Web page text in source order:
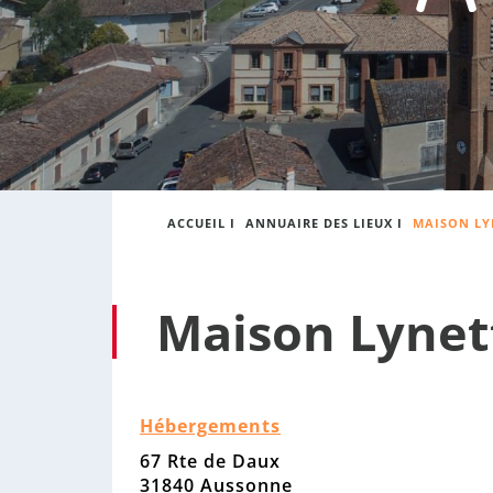
s
o
n
e
ACCUEIL I ANNUAIRE DES LIEUX I MAISON
Maison
Hébergements
67 Rte de Daux
31840 Aussonne